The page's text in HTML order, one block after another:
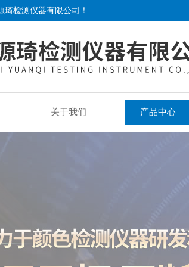
琦检测仪器有限公司！
关于我们 产品中心